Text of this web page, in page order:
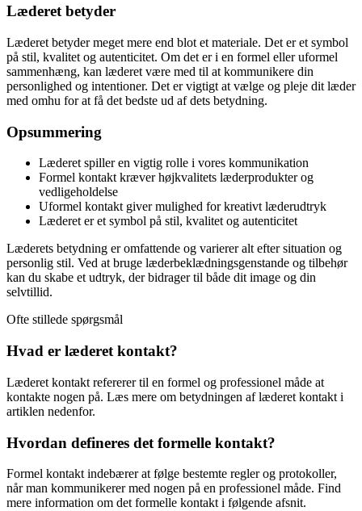
Læderet betyder
Læderet betyder meget mere end blot et materiale. Det er et symbol
på stil, kvalitet og autenticitet. Om det er i en formel eller uformel
sammenhæng, kan læderet være med til at kommunikere din
personlighed og intentioner. Det er vigtigt at vælge og pleje dit læder
med omhu for at få det bedste ud af dets betydning.
Opsummering
Læderet spiller en vigtig rolle i vores kommunikation
Formel kontakt kræver højkvalitets læderprodukter og
vedligeholdelse
Uformel kontakt giver mulighed for kreativt læderudtryk
Læderet er et symbol på stil, kvalitet og autenticitet
Læderets betydning er omfattende og varierer alt efter situation og
personlig stil. Ved at bruge læderbeklædningsgenstande og tilbehør
kan du skabe et udtryk, der bidrager til både dit image og din
selvtillid.
Ofte stillede spørgsmål
Hvad er læderet kontakt?
Læderet kontakt refererer til en formel og professionel måde at
kontakte nogen på. Læs mere om betydningen af læderet kontakt i
artiklen nedenfor.
Hvordan defineres det formelle kontakt?
Formel kontakt indebærer at følge bestemte regler og protokoller,
når man kommunikerer med nogen på en professionel måde. Find
mere information om det formelle kontakt i følgende afsnit.